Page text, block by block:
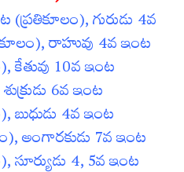
(ప్రతికూలం), గురుడు 4వ
రాహువు 4వ ఇంట
కేతువు 10వ ఇంట
6వ ఇంట
బుధుడు 4వ ఇంట
అంగారకుడు 7వ ఇంట
సూర్యుడు 4, 5వ ఇంట